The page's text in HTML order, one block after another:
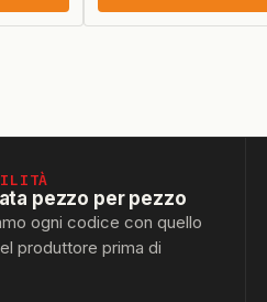
pezzo per pezzo
ogni codice con quello
produttore prima di